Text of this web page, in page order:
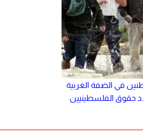
في الضفة الغربية
حقوق الفلسطينيين